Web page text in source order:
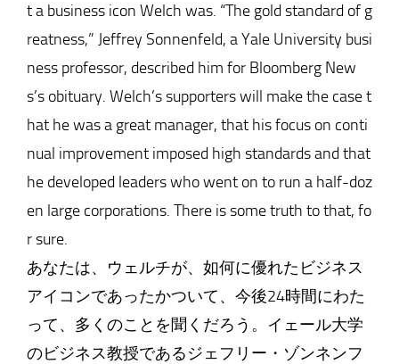
t a business icon Welch was. “The gold standard of g
reatness,” Jeffrey Sonnenfeld, a Yale University busi
ness professor, described him for Bloomberg New
s’s obituary. Welch’s supporters will make the case t
hat he was a great manager, that his focus on conti
nual improvement imposed high standards and that
he developed leaders who went on to run a half-doz
en large corporations. There is some truth to that, fo
r sure.
あなたは、ウェルチが、如何に優れたビジネス
アイコンであったかついて、今後24時間にわた
って、多くのことを聞くだろう。イェール大学
のビジネス教授であるジェフリー・ゾンネンフ